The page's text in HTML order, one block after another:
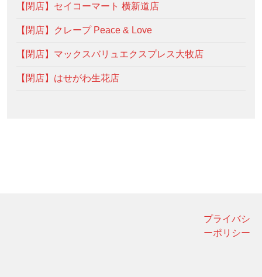
【閉店】セイコーマート 横新道店
【閉店】クレープ Peace & Love
【閉店】マックスバリュエクスプレス大牧店
【閉店】はせがわ生花店
プライバシ
ーポリシー